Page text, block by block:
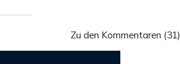
Zu den Kommentaren (31)